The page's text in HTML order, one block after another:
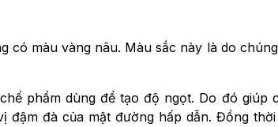
màu vàng nâu. Màu sắc này là do
phẩm dùng để tạo độ ngọt. Do đó giúp
đà của mật đường hấp dẫn. Đồng